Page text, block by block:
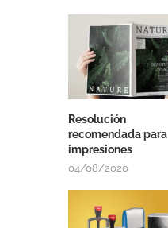
Resolución
recomendada para
impresiones
04/08/2020